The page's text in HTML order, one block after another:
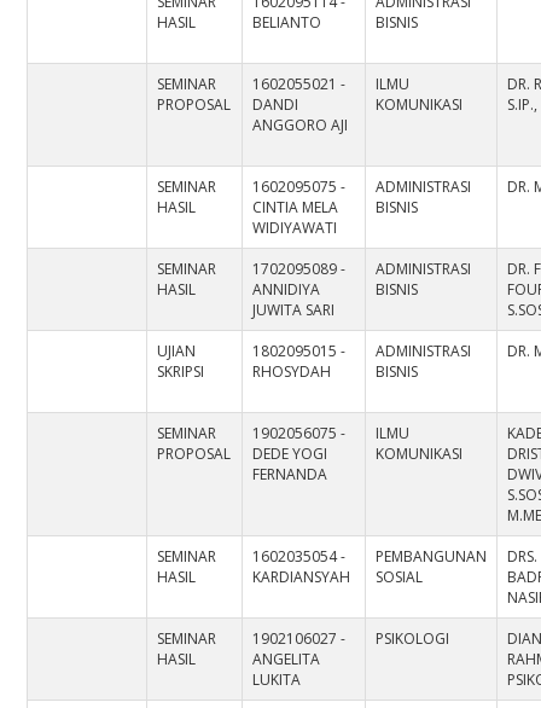
HASIL
BELIANTO
BISNIS
SEMINAR
PROPOSAL
1602055021 -
DANDI
ANGGORO AJI
ILMU
KOMUNIKASI
DR.
SEMINAR
HASIL
1602095075 -
CINTIA MELA
WIDIYAWATI
ADMINISTRASI
BISNIS
DR.
SEMINAR
HASIL
1702095089 -
ANNIDIYA
JUWITA SARI
ADMINISTRASI
BISNIS
DR.
UJIAN
SKRIPSI
1802095015 -
RHOSYDAH
ADMINISTRASI
BISNIS
DR.
SEMINAR
PROPOSAL
1902056075 -
DEDE YOGI
FERNANDA
ILMU
KOMUNIKASI
SEMINAR
HASIL
1602035054 -
KARDIANSYAH
PEMBANGUNAN
SOSIAL
DRS.
SEMINAR
HASIL
1902106027 -
ANGELITA
LUKITA
PSIKOLOGI